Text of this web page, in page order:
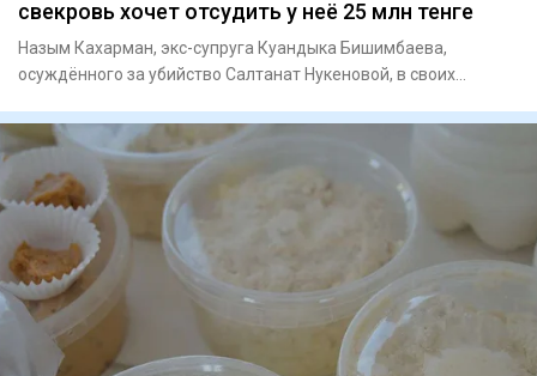
свекровь хочет отсудить у неё 25 млн тенге
Назым Кахарман, экс-супруга Куандыка Бишимбаева,
осуждённого за убийство Салтанат Нукеновой, в своих